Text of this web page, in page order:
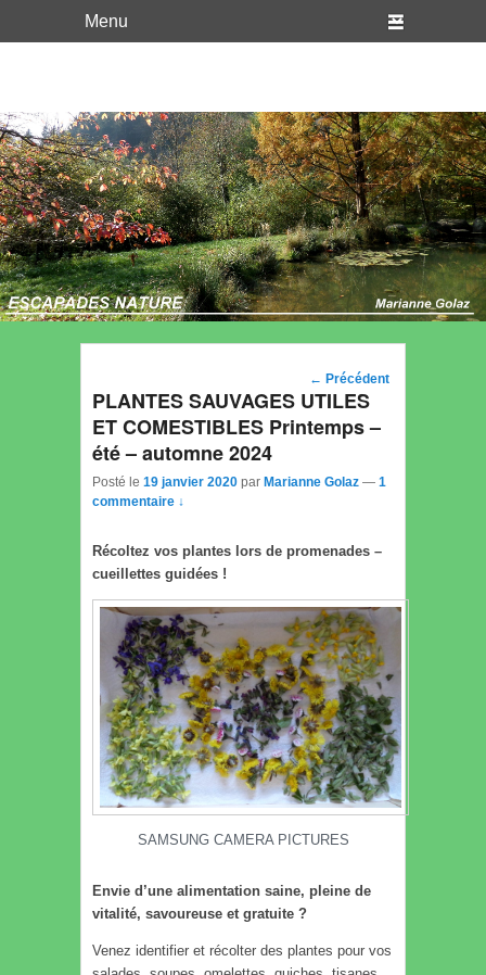
Just another WordPress site
Navigation
des posts
← Précédent
PLANTES SAUVAGES UTILES
ET COMESTIBLES Printemps –
été – automne 2024
Posté le 19 janvier 2020 par Marianne Golaz — 1
commentaire ↓
Récoltez vos plantes lors de promenades –
cueillettes guidées !
SAMSUNG CAMERA PICTURES
Envie d’une alimentation saine, pleine de
vitalité, savoureuse et gratuite ?
Venez identifier et récolter des plantes pour vos